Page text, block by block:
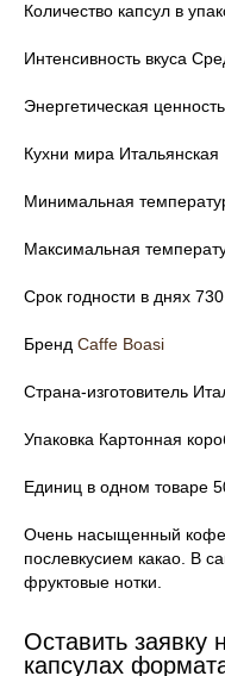
Количество капсул в
Интенсивность вкуса
Энергетическая
Кухни мира Итальянская
Минимальная
Максимальная
Срок годности в днях 730
Бренд Caffe Boasi
Страна-изготовитель
Упаковка Картонная
Единиц в одном товаре
Очень насыщенный
послевкусием какао. В
фруктовые нотки.
Оставить заявку
капсулах